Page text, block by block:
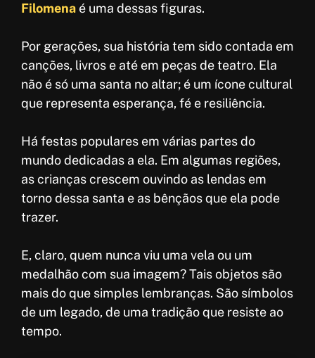
Filomena é uma dessas figuras.
Por gerações, sua história tem sido contada em
canções, livros e até em peças de teatro. Ela
não é só uma santa no altar; é um ícone cultural
que representa esperança, fé e resiliência.
Há festas populares em várias partes do
mundo dedicadas a ela. Em algumas regiões,
as crianças crescem ouvindo as lendas em
torno dessa santa e as bênçãos que ela pode
trazer.
E, claro, quem nunca viu uma vela ou um
medalhão com sua imagem? Tais objetos são
mais do que simples lembranças. São símbolos
de um legado, de uma tradição que resiste ao
tempo.